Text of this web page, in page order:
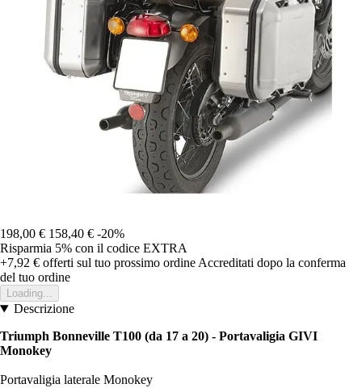
198,00 € 158,40 € -20%
Risparmia 5% con il codice EXTRA
+7,92 € offerti sul tuo prossimo ordine Accreditati dopo la conferma
del tuo ordine
Loading...
Descrizione
Triumph Bonneville T100 (da 17 a 20) - Portavaligia GIVI
Monokey
Portavaligia laterale Monokey